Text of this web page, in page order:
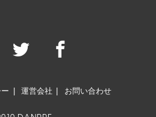
運営会社 お問い合わせ